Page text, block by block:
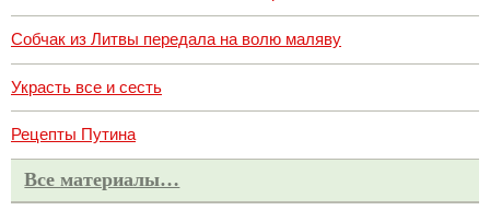
Собчак из Литвы передала на волю маляву
Украсть все и сесть
Рецепты Путина
Все материалы…